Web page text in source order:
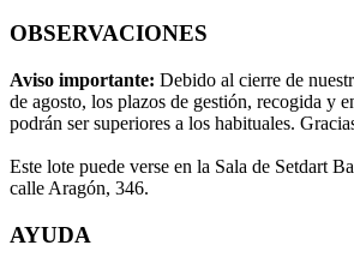
OBSERVACIONES
Aviso importante: Debido al cierre de
de agosto, los plazos de gestión, recogida y
podrán ser superiores a los habituales.
Este lote puede verse en la Sala de Setdart
calle Aragón, 346.
AYUDA